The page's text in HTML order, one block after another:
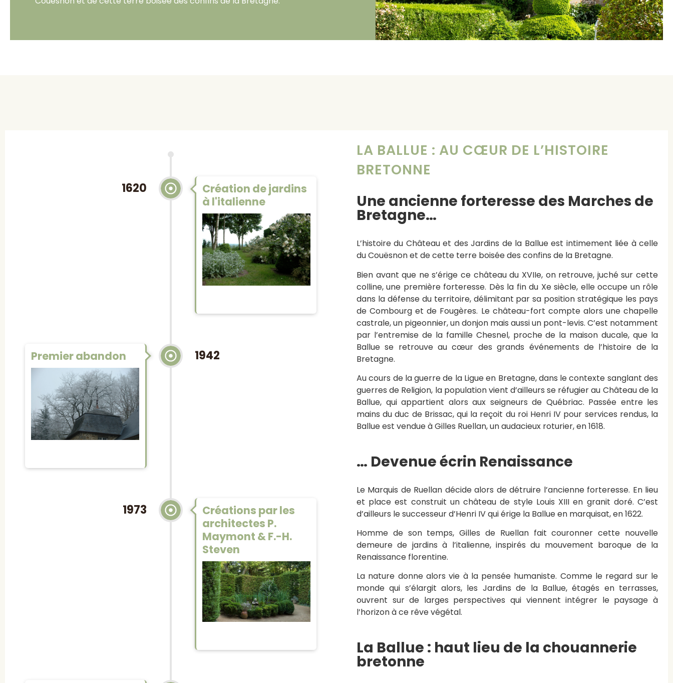
1620
Création de jardins
à l'italienne
1942
Premier abandon
1973
Créations par les
architectes P.
Maymont & F.-H.
Steven
LA BALLUE : AU CŒUR DE L’HISTOIRE
BRETONNE
Une ancienne forteresse des Marches de
Bretagne…
L’histoire du Château et des Jardins de la Ballue est intimement liée à celle
du Couësnon et de cette terre boisée des confins de la Bretagne.
Bien avant que ne s’érige ce château du XVIIe, on retrouve, juché sur cette
colline, une première forteresse. Dès la fin du Xe siècle, elle occupe un rôle
dans la défense du territoire, délimitant par sa position stratégique les pays
de Combourg et de Fougères. Le château-fort compte alors une chapelle
castrale, un pigeonnier, un donjon mais aussi un pont-levis. C’est notamment
par l’entremise de la famille Chesnel, proche de la maison ducale, que la
Ballue se retrouve au cœur des grands événements de l’histoire de la
Bretagne.
Au cours de la guerre de la Ligue en Bretagne, dans le contexte sanglant des
guerres de Religion, la population vient d’ailleurs se réfugier au Château de la
Ballue, qui appartient alors aux seigneurs de Québriac. Passée entre les
mains du duc de Brissac, qui la reçoit du roi Henri IV pour services rendus, la
Ballue est vendue à Gilles Ruellan, un audacieux roturier, en 1618.
… Devenue écrin Renaissance
Le Marquis de Ruellan décide alors de détruire l’ancienne forteresse. En lieu
et place est construit un château de style Louis XIII en granit doré. C’est
d’ailleurs le successeur d’Henri IV qui érige la Ballue en marquisat, en 1622.
Homme de son temps, Gilles de Ruellan fait couronner cette nouvelle
demeure de jardins à l’italienne, inspirés du mouvement baroque de la
Renaissance florentine.
La nature donne alors vie à la pensée humaniste. Comme le regard sur le
monde qui s’élargit alors, les Jardins de la Ballue, étagés en terrasses,
ouvrent sur de larges perspectives qui viennent intégrer le paysage à
l’horizon à ce rêve végétal.
La Ballue : haut lieu de la chouannerie
bretonne